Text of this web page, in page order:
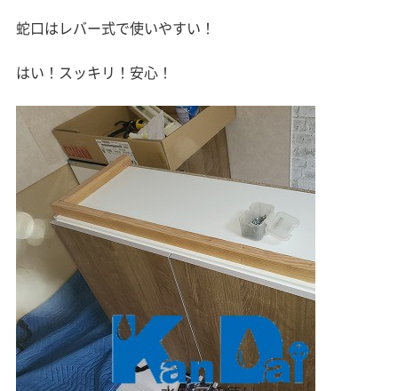
蛇口はレバー式で使いやすい！
はい！スッキリ！安心！